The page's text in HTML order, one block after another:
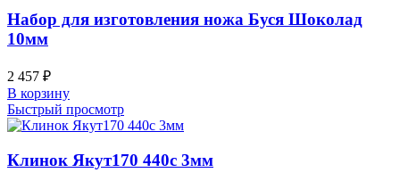
Набор для изготовления ножа Буся Шоколад
10мм
2 457 ₽
В корзину
Быстрый просмотр
Клинок Якут170 440c 3мм